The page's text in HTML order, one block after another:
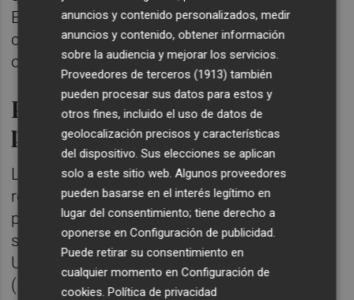
En cambio, el riesgo se reduce
considerablemente entre la población
ocupada (10,9%) y jubilada (17,6%).
Población empleada en
pobreza
Los datos, recogidos por Europa Press,
reflejan que en España el 11,2% de la
población empleada está en pobreza, lo que
supone la segunda tasa más elevada de la
Unión Europea, por detrás de Bulgaria
(11,5%).
anuncios y contenido personalizados, medir
anuncios y contenido, obtener información
sobre la audiencia y mejorar los servicios.
Proveedores de terceros (1913) también
pueden procesar sus datos para estos y
otros fines, incluido el uso de datos de
geolocalización precisos y características
del dispositivo. Sus elecciones se aplican
solo a este sitio web. Algunos proveedores
pueden basarse en el interés legítimo en
lugar del consentimiento; tiene derecho a
oponerse enConfiguración de publicidad.
Puede retirar su consentimiento en
cualquier momento enConfiguración de
cookies.Política de privacidad